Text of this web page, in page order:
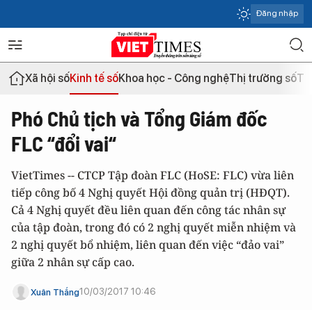
Đăng nhập
Xã hội sốKinh tế sốKhoa học - Công nghệThị trường số
Phó Chủ tịch và Tổng Giám đốc
FLC “đổi vai“
VietTimes -- CTCP Tập đoàn FLC (HoSE: FLC) vừa liên
tiếp công bố 4 Nghị quyết Hội đồng quản trị (HĐQT).
Cả 4 Nghị quyết đều liên quan đến công tác nhân sự
của tập đoàn, trong đó có 2 nghị quyết miễn nhiệm và
2 nghị quyết bổ nhiệm, liên quan đến việc “đảo vai”
giữa 2 nhân sự cấp cao.
Xuân Thắng10/03/2017 10:46